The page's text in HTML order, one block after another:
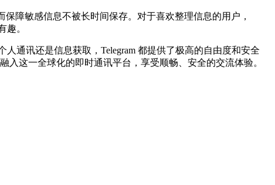
障敏感信息不被长时间保存。对于喜欢整理信息的用户，
趣。
通讯还是信息获取，Telegram 都提供了极高的自由度和安全
入这一全球化的即时通讯平台，享受顺畅、安全的交流体验。